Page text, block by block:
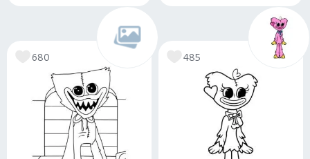
680 485